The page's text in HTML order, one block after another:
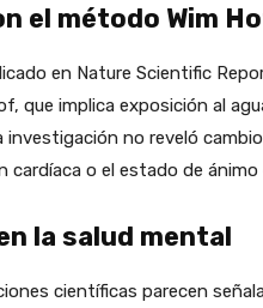
el método Wim
en Nature Scientific
que implica exposición al
investigación no reveló
cardíaca o el estado de
la salud mental
científicas parecen